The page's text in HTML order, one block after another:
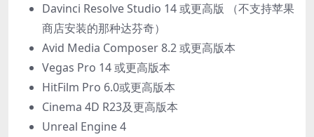
Davinci Resolve Studio 14 或更高版 （不支持苹果
商店安装的那种达芬奇）
Avid Media Composer 8.2 或更高版本
Vegas Pro 14 或更高版本
HitFilm Pro 6.0或更高版本
Cinema 4D R23及更高版本
Unreal Engine 4